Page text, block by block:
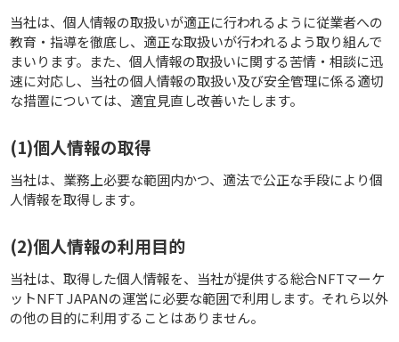
当社は、個人情報の取扱いが適正に行われるように従業者への
教育・指導を徹底し、適正な取扱いが行われるよう取り組んで
まいります。また、個人情報の取扱いに関する苦情・相談に迅
速に対応し、当社の個人情報の取扱い及び安全管理に係る適切
な措置については、適宜見直し改善いたします。
(1)個人情報の取得
当社は、業務上必要な範囲内かつ、適法で公正な手段により個
人情報を取得します。
(2)個人情報の利用目的
当社は、取得した個人情報を、当社が提供する総合NFTマーケ
ットNFT JAPANの運営に必要な範囲で利用します。それら以外
の他の目的に利用することはありません。